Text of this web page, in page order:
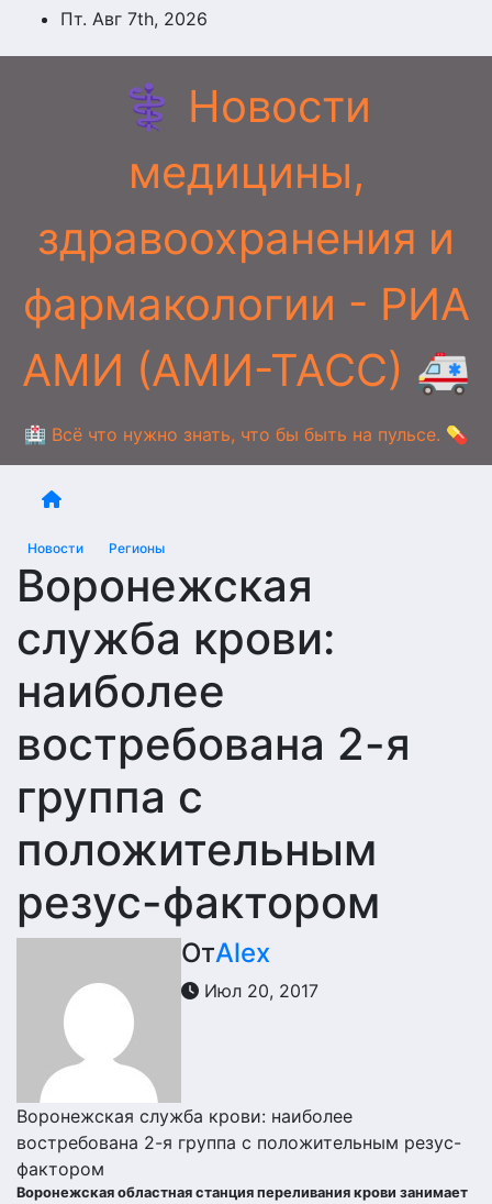
ПерейтиПт. Авг 7th, 2026
⚕️ Новости
медицины,
здравоохранения и
фармакологии - РИА
АМИ (АМИ-ТАСС) 🚑
🏥 Всё что нужно знать, что бы быть на пульсе. 💊
Новости Регионы
Воронежская
служба крови:
наиболее
востребована 2-я
группа с
положительным
резус-фактором
ОтAlex
Июл 20, 2017
Воронежская служба крови: наиболее
востребована 2-я группа с положительным резус-
фактором
Воронежская областная станция переливания крови занимает